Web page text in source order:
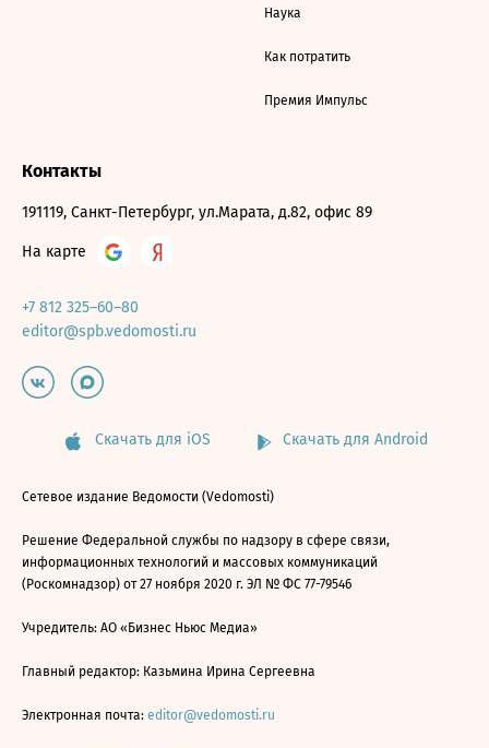
Наука
Как потратить
Премия Импульс
Контакты
191119, Санкт-Петербург, ул.Марата, д.82, офис 89
На карте
+7 812 325–60–80
editor@spb.vedomosti.ru
Скачать для iOS Скачать для Android
Сетевое издание Ведомости (Vedomosti)
Решение Федеральной службы по надзору в сфере связи,
информационных технологий и массовых коммуникаций
(Роскомнадзор) от 27 ноября 2020 г. ЭЛ № ФС 77-79546
Учредитель: АО «Бизнес Ньюс Медиа»
Главный редактор: Казьмина Ирина Сергеевна
Электронная почта: editor@vedomosti.ru